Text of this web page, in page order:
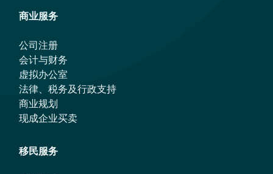
商业服务
公司注册
会计与财务
虚拟办公室
法律、税务及行政支持
商业规划
现成企业买卖
移民服务